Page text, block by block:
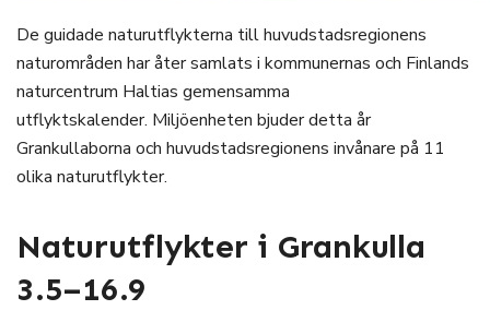
De guidade naturutflykterna till huvudstadsregionens
naturområden har åter samlats i kommunernas och Finlands
naturcentrum Haltias gemensamma
utflyktskalender. Miljöenheten bjuder detta år
Grankullaborna och huvudstadsregionens invånare på 11
olika naturutflykter.
Naturutflykter i Grankulla
3.5–16.9